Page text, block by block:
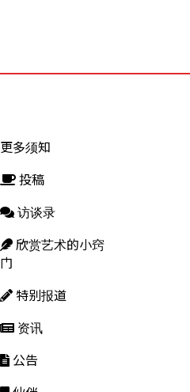
更多须知
投稿
访谈录
欣赏艺术的小窍
门
特别报道
资讯
公告